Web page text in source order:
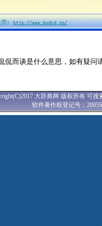
侃而谈是什么意思，如有疑问
大辞典网·版权所有 可
软件著作权登记号：